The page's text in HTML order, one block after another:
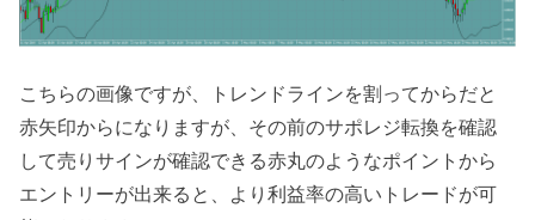
こちらの画像ですが、トレンドラインを割ってからだと
赤矢印からになりますが、その前のサポレジ転換を確認
して売りサインが確認できる赤丸のようなポイントから
エントリーが出来ると、より利益率の高いトレードが可